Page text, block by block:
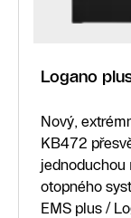
Logano
Nový,
KB472
jednoduchou
otopného
EMS plus /